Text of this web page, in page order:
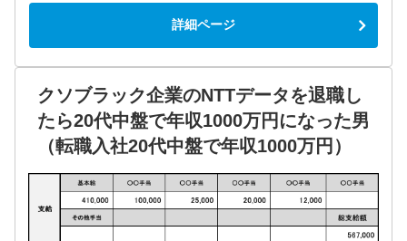
詳細ページ
クソブラック企業のNTTデータを退職し
たら20代中盤で年収1000万円になった男
（転職入社20代中盤で年収1000万円）